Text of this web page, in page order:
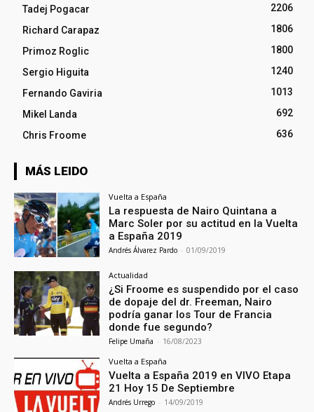
Tadej Pogacar
2206
Richard Carapaz
1806
Primoz Roglic
1800
Sergio Higuita
1240
Fernando Gaviria
1013
Mikel Landa
692
Chris Froome
636
MÁS LEIDO
Vuelta a España
La respuesta de Nairo Quintana a
Marc Soler por su actitud en la Vuelta
a España 2019
Andrés Álvarez Pardo - 01/09/2019
Actualidad
¿Si Froome es suspendido por el caso
de dopaje del dr. Freeman, Nairo
podría ganar los Tour de Francia
donde fue segundo?
Felipe Umaña - 16/08/2023
Vuelta a España
Vuelta a España 2019 en VIVO Etapa
21 Hoy 15 De Septiembre
Andrés Urrego - 14/09/2019